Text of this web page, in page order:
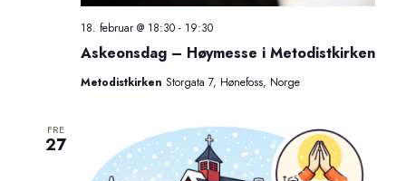
Askeonsdag – Høymesse i Metodistkirken
18. februar @ 18:30- 19:30
Metodistkirken Storgata 7, Hønefoss, Norge
FRE
27